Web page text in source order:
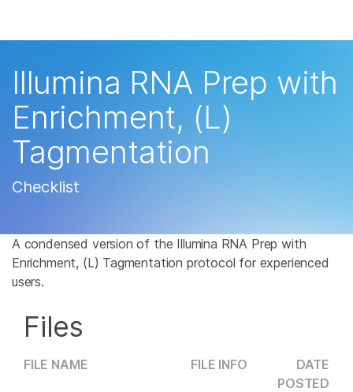
학습
Illumina RNA Prep with
Enrichment, (L)
Tagmentation
Checklist
A condensed version of the Illumina RNA Prep with
Enrichment, (L) Tagmentation protocol for experienced
users.
Files
FILE NAME FILE INFO
DATE
POSTED
습니다. 주요 관심 분야를 선택해 주세요:
×
암 연구
미생물학 연구
농업유전체학 연구
복합 질환 연구
임상 종양학 연구
생식 보건 연구
구